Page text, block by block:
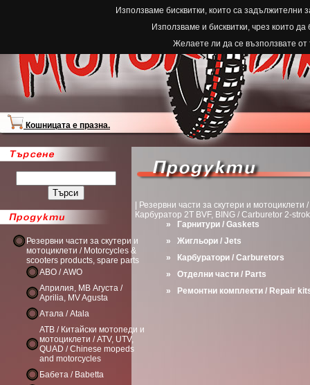
Използваме бисквитки, които са задължителни
Използваме и бисквитки, чрез които
Желаете ли да се възползвате от
Резервни части за скутери и
мотоциклети / Motorcycles &
scooters products, spare parts
АВО / AWO
Априлия, МВ Агуста /
Aprilia, MV Agusta
Атала / Atala
АТВ / Китайски мотопеди и
мотоциклети / ATV, UTV,
QUAD / Chinese mopeds
and motorcycles
Бабета / Babetta
Кошницата е празна.
| Резервни части за скутери и
Карбуратор 2T BVF, BING / Carburetor 2-
»
Гарнитури / Gaskets
» Жигльори / Jets
»
Карбуратори / Carburetors
» Отделни части / Parts
»
Ремонтни комплекти / Repair